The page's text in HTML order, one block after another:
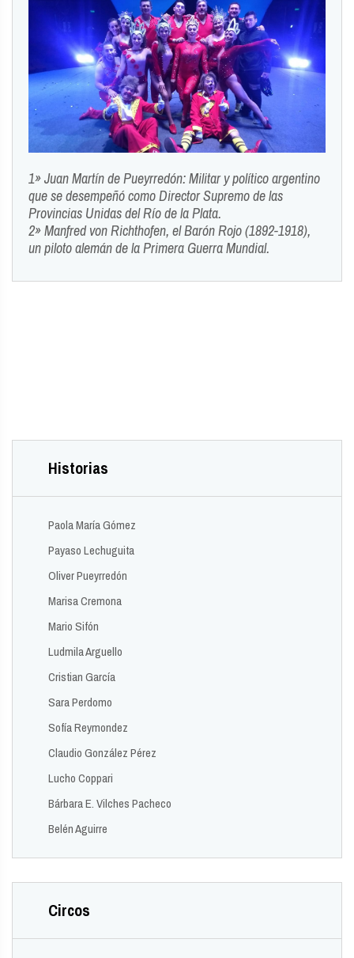
1» Juan Martín de Pueyrredón: Militar y político argentino
que se desempeñó como Director Supremo de las
Provincias Unidas del Río de la Plata.
2» Manfred von Richthofen, el Barón Rojo (1892-1918),
un piloto alemán de la Primera Guerra Mundial.
Historias
Paola María Gómez
Payaso Lechuguita
Oliver Pueyrredón
Marisa Cremona
Mario Sifón
Ludmila Arguello
Cristian García
Sara Perdomo
Sofía Reymondez
Claudio González Pérez
Lucho Coppari
Bárbara E. Vilches Pacheco
Belén Aguirre
Circos